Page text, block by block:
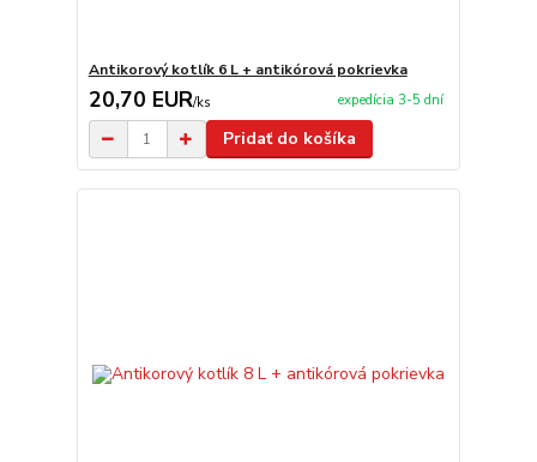
Antikorový kotlík 6 L + antikórová pokrievka
20,70 EUR/ks expedícia 3-5 dní
Pridať do košíka